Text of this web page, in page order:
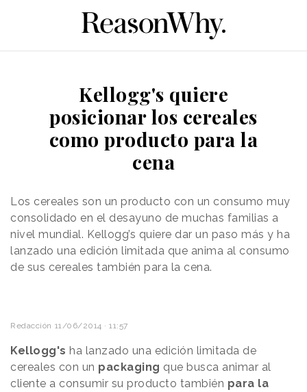
Kellogg's quiere
posicionar los cereales
como producto para la
cena
Los cereales son un producto con un consumo muy
consolidado en el desayuno de muchas familias a
nivel mundial. Kellogg’s quiere dar un paso más y ha
lanzado una edición limitada que anima al consumo
de sus cereales también para la cena.
Redacción 11/06/2014 · 11:57
Kellogg's ha lanzado una edición limitada de
cereales con un packaging que busca animar al
cliente a consumir su producto también para la